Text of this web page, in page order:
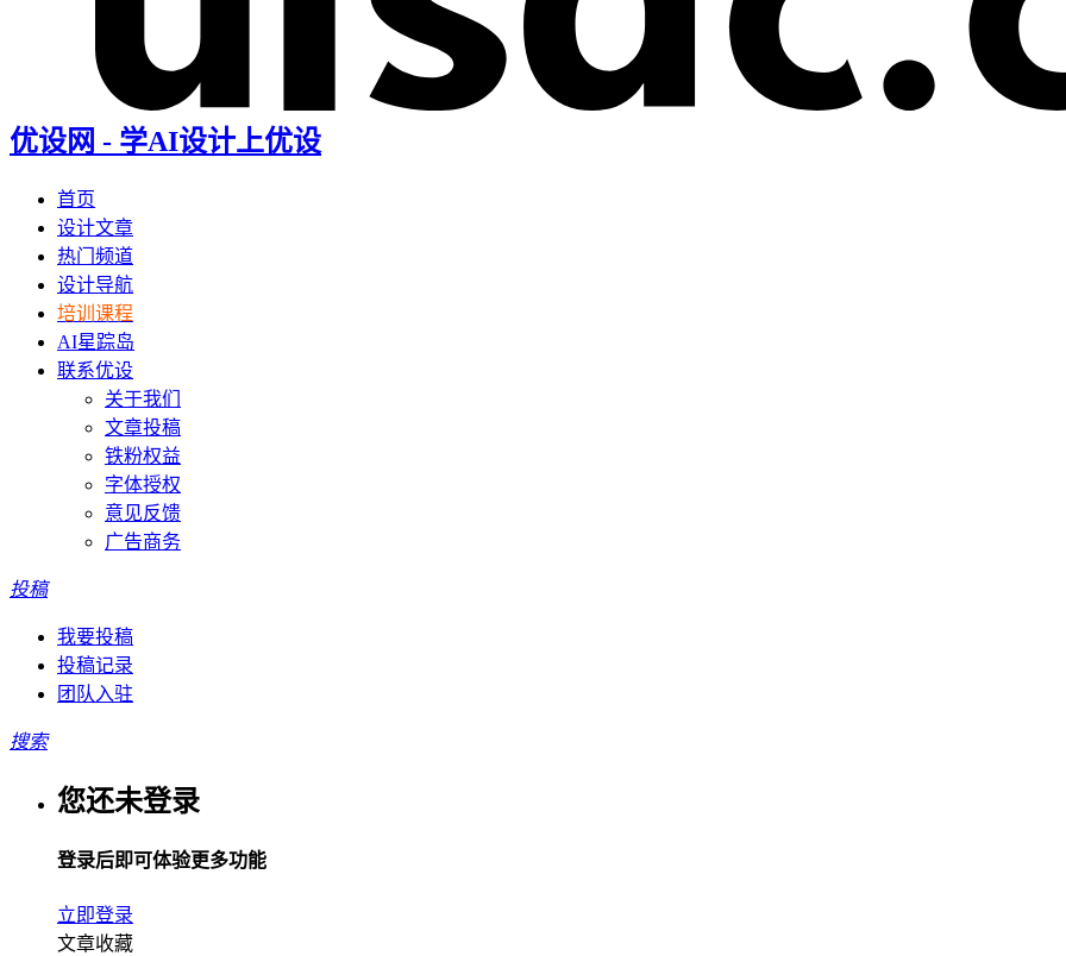
优设网 - 学AI设计上优设
首页
设计文章
热门频道
设计导航
培训课程
AI星踪岛
联系优设
关于我们
文章投稿
铁粉权益
字体授权
意见反馈
广告商务
投稿
我要投稿
投稿记录
团队入驻
搜索
您还未登录
登录后即可体验更多功能
立即登录
文章收藏